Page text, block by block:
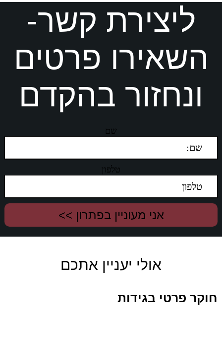
ליצירת קשר-
השאירו פרטים
ונחזור בהקדם
שם
טלפון
אולי יעניין אתכם
חוקר פרטי בגידות